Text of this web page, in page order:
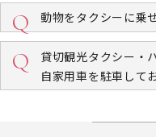
動物をタクシーに乗
貸切観光タクシー・
自家用車を駐車して